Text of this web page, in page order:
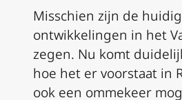
Misschien zijn de
ontwikkelingen in het
zegen. Nu komt
hoe het er voorstaat in
ook een ommekeer